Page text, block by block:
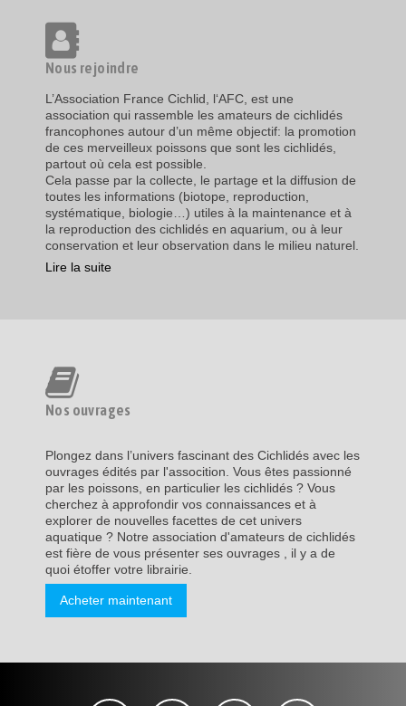
Nous rejoindre
L’Association France Cichlid, l‘AFC, est une
association qui rassemble les amateurs de cichlidés
francophones autour d’un même objectif: la promotion
de ces merveilleux poissons que sont les cichlidés,
partout où cela est possible.
Cela passe par la collecte, le partage et la diffusion de
toutes les informations (biotope, reproduction,
systématique, biologie…) utiles à la maintenance et à
la reproduction des cichlidés en aquarium, ou à leur
conservation et leur observation dans le milieu naturel.
Lire la suite
Nos ouvrages
Plongez dans l’univers fascinant des Cichlidés avec les
ouvrages édités par l'assocition. Vous êtes passionné
par les poissons, en particulier les cichlidés ? Vous
cherchez à approfondir vos connaissances et à
explorer de nouvelles facettes de cet univers
aquatique ? Notre association d'amateurs de cichlidés
est fière de vous présenter ses ouvrages , il y a de
quoi étoffer votre librairie.
Acheter maintenant